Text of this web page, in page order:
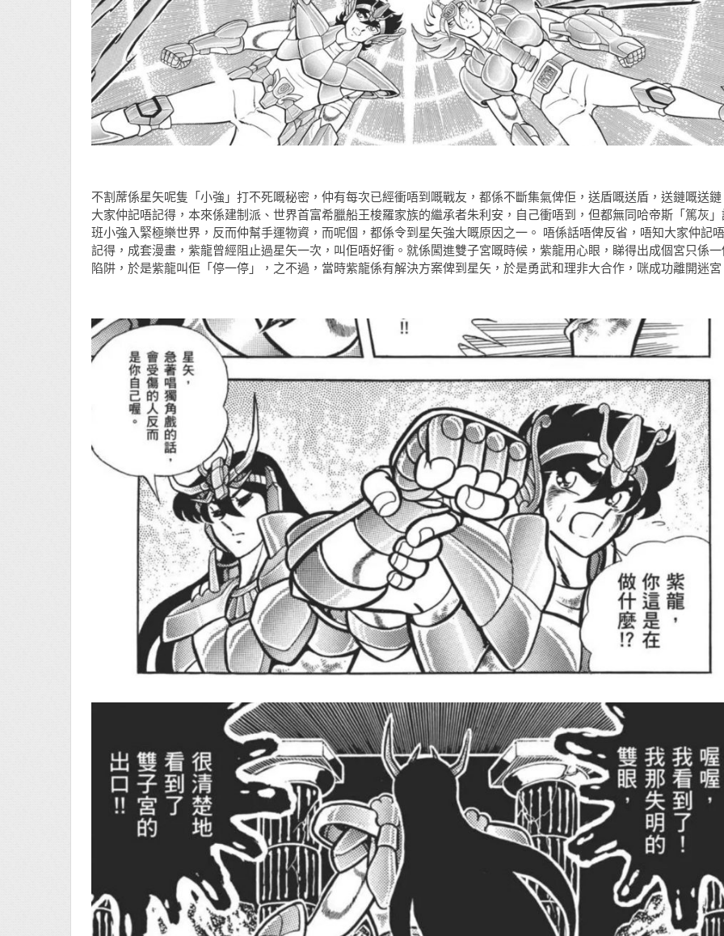
不割蓆係星矢呢隻「小強」打不死嘅秘密，仲有每次已經衝唔到嘅戰友，都係不斷集氣俾佢，送盾嘅送盾，送鏈嘅送
大家仲記唔記得，本來係建制派、世界首富希臘船王梭羅家族的繼承者朱利安，自己衝唔到，但都無同哈帝斯「篤灰
班小強入緊極樂世界，反而仲幫手運物資，而呢個，都係令到星矢強大嘅原因之一。 唔係話唔俾反省，唔知大家仲記唔
記得，成套漫畫，紫龍曾經阻止過星矢一次，叫佢唔好衝。就係闖進雙子宮嘅時候，紫龍用心眼，睇得出成個宮只係
陷阱，於是紫龍叫佢「停一停」，之不過，當時紫龍係有解決方案俾到星矢，於是勇武和理非大合作，咪成功離開迷